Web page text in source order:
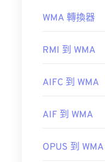
首次發布：
https://
https://
如何開啟
檔案的預設程
WMA
其他可以開啟
WMA 轉換器
RMI 到 WMA
AIFC 到 WMA
AIF 到 WMA
OPUS 到 WMA